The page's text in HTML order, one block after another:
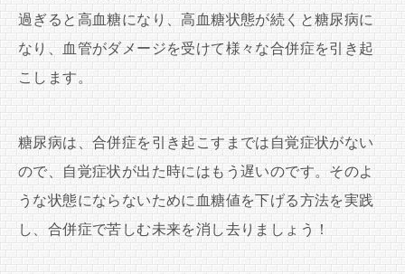
過ぎると高血糖になり、高血糖状態が続くと糖尿病に
なり、血管がダメージを受けて様々な合併症を引き起
こします。
糖尿病は、合併症を引き起こすまでは自覚症状がない
ので、自覚症状が出た時にはもう遅いのです。そのよ
うな状態にならないために血糖値を下げる方法を実践
し、合併症で苦しむ未来を消し去りましょう！